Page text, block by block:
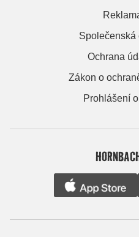
Společenská
Ochrana
Zákon o
Prohlášení